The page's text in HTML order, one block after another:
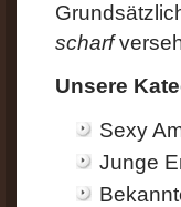
scharf
Unsere
Sexy
Junge